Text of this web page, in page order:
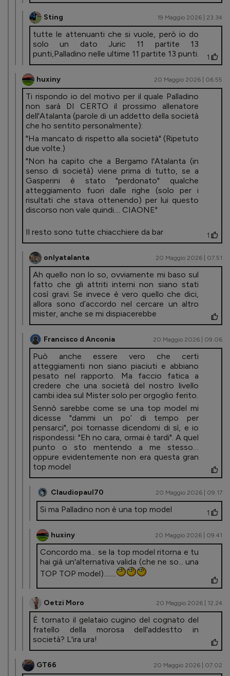
Sting 19 Maggio 2026 | 23.34
tutte le attenuanti che si vuole, però io do
solo un dato Juric 11 partite 13
punti,Palladino nelle ultime 11 partite 13 punti.
1
huxiny 20 Maggio 2026 | 06.55
Ti rispondo io del motivo per il quale Palladino
non sarà DI CERTO il prossimo allenatore
dell'Atalanta (parole di un addetto della società
che ho sentito personalmente):
"Ha mancato di rispetto alla società" (Ripetuto
due volte.)
"Non ha capito che a Bergamo l'Atalanta (in
senso di società) viene prima di tutto, se a
Gasperini è stato "perdonato" qualche
atteggiamento fuori dalle righe (solo per i
risultati che stava ottenendo) per lui questo
discorso non vale quindi.... CIAONE"
Il resto sono tutte chiacchiere da bar 1
onlyatalanta 20 Maggio 2026 | 07.51
Ah quello non lo so, ovviamente mi baso sul
fatto che gli attriti interni non siano stati
così gravi. Se invece è vero quello che dici,
allora sono d’accordo nel cercare un altro
mister, anche se mi dispiacerebbe
Francisco d Anconia 20 Maggio 2026 | 09.06
Può anche essere vero che certi
atteggiamenti non siano piaciuti e abbiano
pesato nel rapporto. Ma faccio fatica a
credere che una società del nostro livello
cambi idea sul Mister solo per orgoglio ferito.
Sennò sarebbe come se una top model mi
dicesse "dammi un po’ di tempo per
pensarci", poi tornasse dicendomi di sì, e io
rispondessi: "Eh no cara, ormai è tardi". A quel
punto o sto mentendo a me stesso…
oppure evidentemente non era questa gran
top model
Claudiopaul70 20 Maggio 2026 | 09.17
Si ma Palladino non è una top model 1
huxiny 20 Maggio 2026 | 09.41
Concordo ma... se la top model ritorna e tu
hai già un'alternativa valida (che ne so... una
TOP TOP model)........
Oetzi Moro 20 Maggio 2026 | 12.24
È tornato il gelataio cugino del cognato del
fratello della morosa dell'addestto in
società? L'ira ura!
GT66 20 Maggio 2026 | 07.02